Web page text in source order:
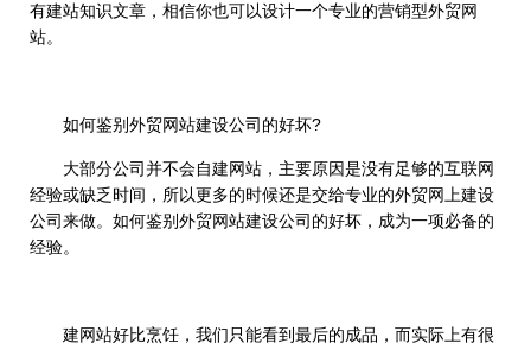
有建站知识文章，相信你也可以设计一个专业的营销型外贸网
站。
如何鉴别外贸网站建设公司的好坏?
大部分公司并不会自建网站，主要原因是没有足够的互联网
经验或缺乏时间，所以更多的时候还是交给专业的外贸网上建设
公司来做。如何鉴别外贸网站建设公司的好坏，成为一项必备的
经验。
建网站好比烹饪，我们只能看到最后的成品，而实际上有很